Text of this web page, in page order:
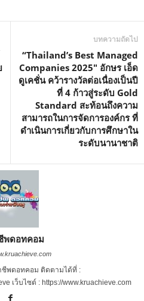
บทความถัดไป
“Thailand’s Best Managed
Companies 2025″ อักษร เอ็ด
ดูเคชั่น คว้ารางวัลต่อเนื่องเป็นปี
ที่ 4 ก้าวสู่ระดับ Gold
Standard สะท้อนถึงความ
สามารถในการจัดการองค์กร ที่
ดำเนินการเกี่ยวกับการศึกษาใน
ระดับนานาชาติ
พดอทคอม
ชีพดอทคอม ติดตามได้ที่ :
เว็บไซต์ : https://www.kruachieve.com